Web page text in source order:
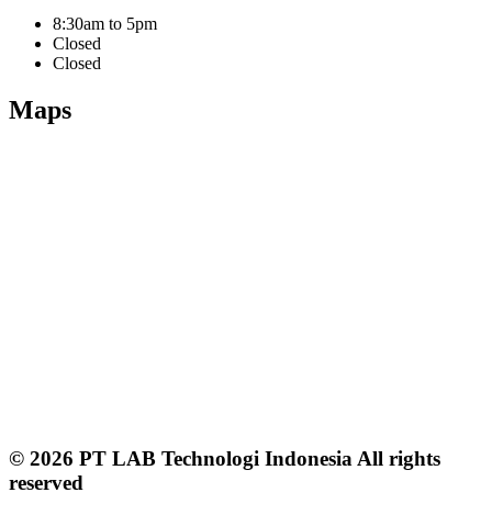
8:30am to 5pm
Closed
Closed
Maps
© 2026 PT LAB Technologi Indonesia All rights
reserved